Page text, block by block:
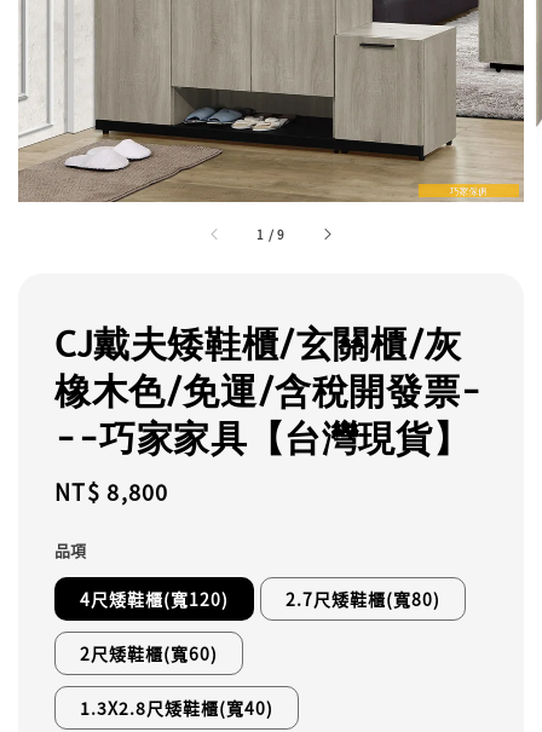
1 /9
CJ戴夫矮鞋櫃/玄關櫃/灰
橡木色/免運/含稅開發票-
--巧家家具【台灣現貨】
Regular
NT$ 8,800
品項
4尺矮鞋櫃(寬120) 2.7尺矮鞋櫃(寬80)
2尺矮鞋櫃(寬60)
1.3X2.8尺矮鞋櫃(寬40)